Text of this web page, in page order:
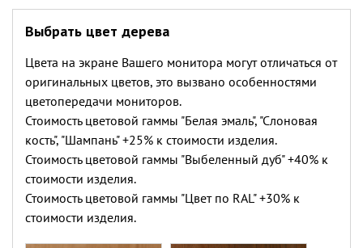
Выбрать цвет дерева
Цвета на экране Вашего монитора могут отличаться от
оригинальных цветов, это вызвано особенностями
цветопередачи мониторов.
Стоимость цветовой гаммы "Белая эмаль", "Слоновая
кость", "Шампань" +25% к стоимости изделия.
Стоимость цветовой гаммы "Выбеленный дуб" +40% к
стоимости изделия.
Стоимость цветовой гаммы "Цвет по RAL" +30% к
стоимости изделия.